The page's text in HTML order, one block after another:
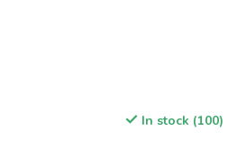
In stock (100)